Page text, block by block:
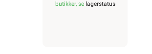
butikker, se lagerstatus